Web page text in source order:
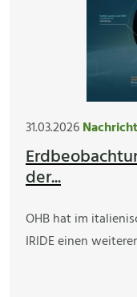
31.03.2026
der...
OHB hat im
IRIDE einen